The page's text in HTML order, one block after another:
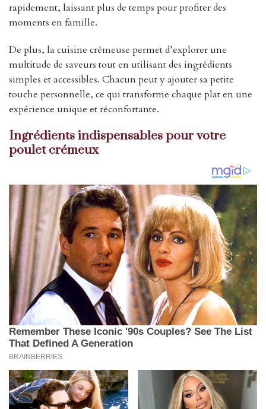
rapidement, laissant plus de temps pour profiter des
moments en famille.
De plus, la cuisine crémeuse permet d’explorer une
multitude de saveurs tout en utilisant des ingrédients
simples et accessibles. Chacun peut y ajouter sa petite
touche personnelle, ce qui transforme chaque plat en une
expérience unique et réconfortante.
Ingrédients indispensables pour votre
poulet crémeux